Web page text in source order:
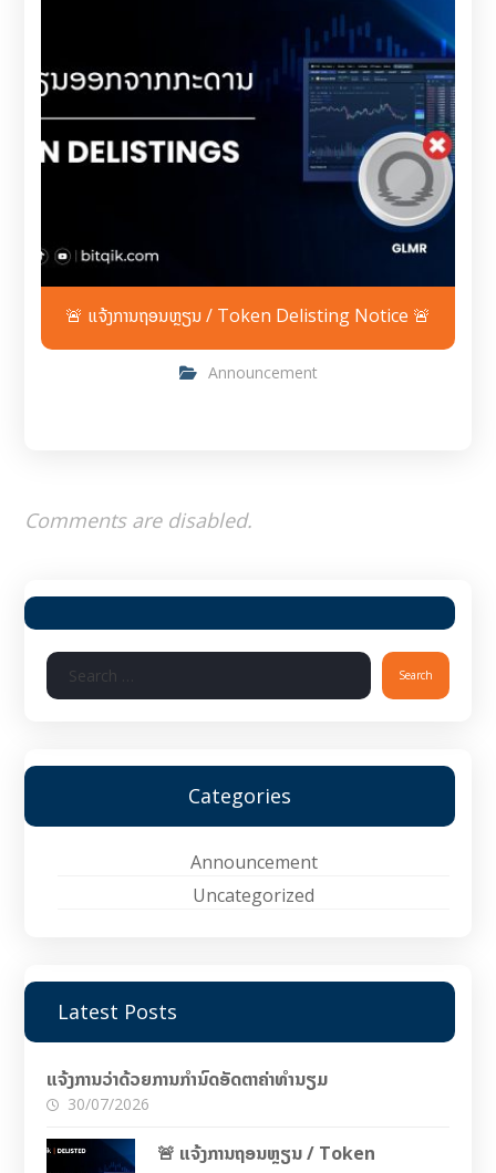
🚨 ແຈ້ງການຖອນຫຼຽນ / Token Delisting Notice 🚨
Announcement
Comments are disabled.
Categories
Announcement
Uncategorized
Latest Posts
ແຈ້ງການວ່າດ້ວຍການກຳນົດອັດຕາຄ່າທຳນຽມ
30/07/2026
🚨 ແຈ້ງການຖອນຫຼຽນ / Token